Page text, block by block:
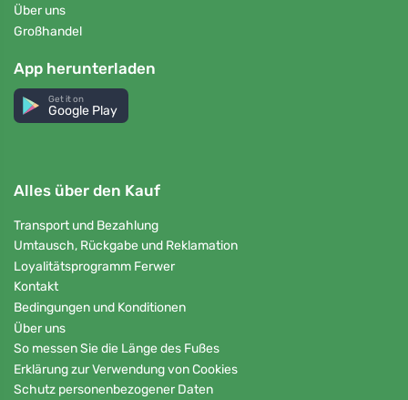
Über uns
Großhandel
App herunterladen
Get it on
Google Play
Alles über den Kauf
Transport und Bezahlung
Umtausch, Rückgabe und Reklamation
Loyalitätsprogramm Ferwer
Kontakt
Bedingungen und Konditionen
Über uns
So messen Sie die Länge des Fußes
Erklärung zur Verwendung von Cookies
Schutz personenbezogener Daten